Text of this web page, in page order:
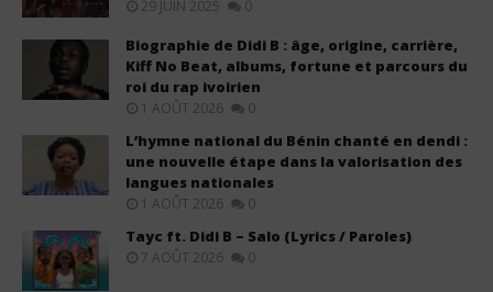
29 JUIN 2025 0
Biographie de Didi B : âge, origine, carrière,
Kiff No Beat, albums, fortune et parcours du
roi du rap ivoirien
1 AOÛT 2026 0
L’hymne national du Bénin chanté en dendi :
une nouvelle étape dans la valorisation des
langues nationales
1 AOÛT 2026 0
Tayc ft. Didi B – Salo (Lyrics / Paroles)
7 AOÛT 2026 0